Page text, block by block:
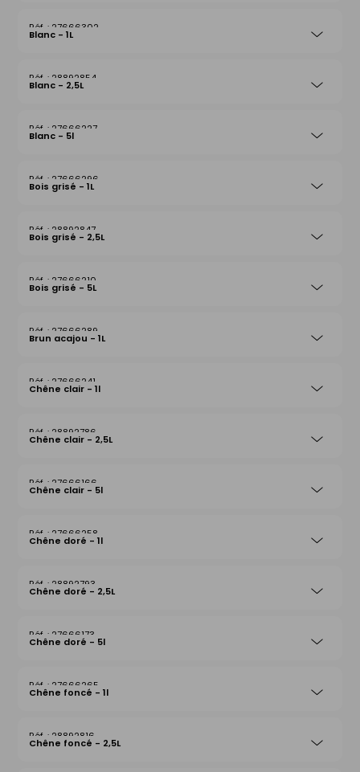
27666302
Blanc - 1L
28892854
Blanc - 2,5L
27666227
Blanc - 5l
27666296
Bois grisé - 1L
28892847
Bois grisé - 2,5L
27666210
Bois grisé - 5L
27666289
Brun acajou - 1L
27666241
Chêne clair - 1l
28892786
Chêne clair - 2,5L
27666166
Chêne clair - 5l
27666258
Chêne doré - 1l
28892793
Chêne doré - 2,5L
27666173
Chêne doré - 5l
27666265
Chêne foncé - 1l
28892816
Chêne foncé - 2,5L